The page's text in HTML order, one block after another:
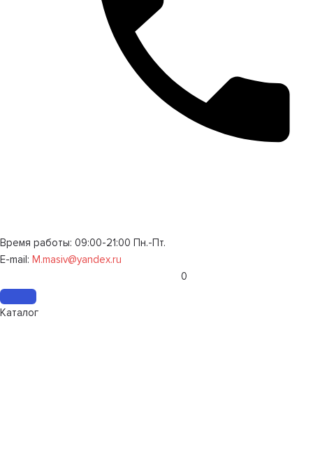
Время работы: 09:00-21:00 Пн.-Пт.
E-mail: M.masiv@yandex.ru
0
Каталог